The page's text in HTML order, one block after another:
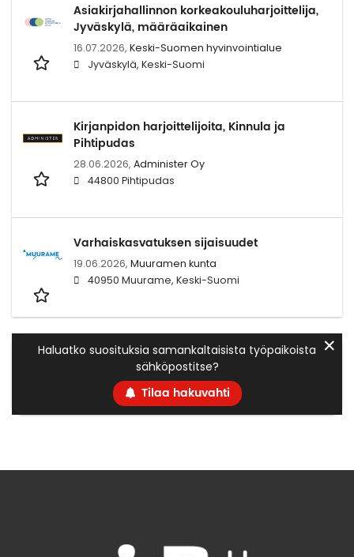
Asiakirjahallinnon korkeakouluharjoittelija,
Jyväskylä, määräaikainen
16.07.2026, Keski-Suomen hyvinvointialue
Jyväskylä, Keski-Suomi
Kirjanpidon harjoittelijoita, Kinnula ja
Pihtipudas
28.06.2026, Administer Oy
44800 Pihtipudas
Varhaiskasvatuksen sijaisuudet
19.06.2026, Muuramen kunta
40950 Muurame, Keski-Suomi
Haluatko suosituksia samankaltaisista työpaikoista
sähköpostitse?
Tilaa hakuvahti
✕